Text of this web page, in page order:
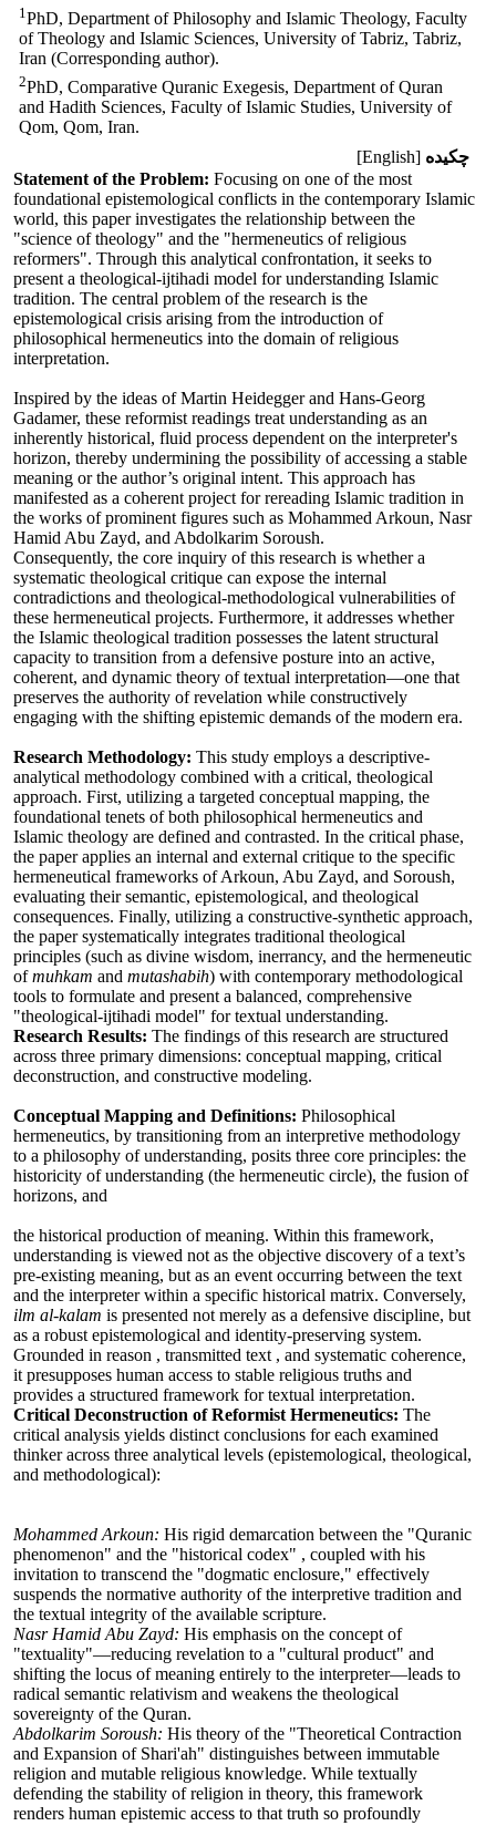
1 PhD, Department of Philosophy and Islamic Theology, Faculty
of Theology and Islamic Sciences, ‎University of Tabriz, Tabriz,
Iran (Corresponding author).‎
2PhD, Comparative Quranic Exegesis, Department of Quran
and Hadith Sciences, Faculty of Islamic Studies, ‎University of
Qom, Qom, Iran.‎
چکیده [English]
Statement of the Problem: Focusing on one of the most
foundational epistemological conflicts in the contemporary Islamic
world, this paper investigates the relationship between the
"science of theology" and the "hermeneutics of religious
reformers". Through this analytical confrontation, it seeks to
present a theological-ijtihadi model for understanding Islamic
tradition. The central problem of the research is the
epistemological crisis arising from the introduction of
philosophical hermeneutics into the domain of religious
interpretation.
Inspired by the ideas of Martin Heidegger and Hans-Georg
Gadamer, these reformist readings treat understanding as an
inherently historical, fluid process dependent on the interpreter's
horizon, thereby undermining the possibility of accessing a stable
meaning or the author’s original intent. This approach has
manifested as a coherent project for rereading Islamic tradition in
the works of prominent figures such as Mohammed Arkoun, Nasr
Hamid Abu Zayd, and Abdolkarim Soroush.
Consequently, the core inquiry of this research is whether a
systematic theological critique can expose the internal
contradictions and theological-methodological vulnerabilities of
these hermeneutical projects. Furthermore, it addresses whether
the Islamic theological tradition possesses the latent structural
capacity to transition from a defensive posture into an active,
coherent, and dynamic theory of textual interpretation—one that
preserves the authority of revelation while constructively
engaging with the shifting epistemic demands of the modern era.
Research Methodology: This study employs a descriptive-
analytical methodology combined with a critical, theological
approach. First, utilizing a targeted conceptual mapping, the
foundational tenets of both philosophical hermeneutics and
Islamic theology are defined and contrasted. In the critical phase,
the paper applies an internal and external critique to the specific
hermeneutical frameworks of Arkoun, Abu Zayd, and Soroush,
evaluating their semantic, epistemological, and theological
consequences. Finally, utilizing a constructive-synthetic approach,
the paper systematically integrates traditional theological
principles (such as divine wisdom, inerrancy, and the hermeneutic
ofmuhkam and mutashabih) with contemporary methodological
tools to formulate and present a balanced, comprehensive
"theological-ijtihadi model" for textual understanding.
Research Results: The findings of this research are structured
across three primary dimensions: conceptual mapping, critical
deconstruction, and constructive modeling.
Conceptual Mapping and Definitions: Philosophical
hermeneutics, by transitioning from an interpretive methodology
to a philosophy of understanding, posits three core principles: the
historicity of understanding (the hermeneutic circle), the fusion of
horizons, and
the historical production of meaning. Within this framework,
understanding is viewed not as the objective discovery of a text’s
pre-existing meaning, but as an event occurring between the text
and the interpreter within a specific historical matrix. Conversely,
ilm al-kalam is presented not merely as a defensive discipline, but
as a robust epistemological and identity-preserving system.
Grounded in reason , transmitted text , and systematic coherence,
it presupposes human access to stable religious truths and
provides a structured framework for textual interpretation.
Critical Deconstruction of Reformist Hermeneutics: The
critical analysis yields distinct conclusions for each examined
thinker across three analytical levels (epistemological, theological,
and methodological):
Mohammed Arkoun: His rigid demarcation between the "Quranic
phenomenon" and the "historical codex" , coupled with his
invitation to transcend the "dogmatic enclosure," effectively
suspends the normative authority of the interpretive tradition and
the textual integrity of the available scripture.
Nasr Hamid Abu Zayd: His emphasis on the concept of
"textuality"—reducing revelation to a "cultural product" and
shifting the locus of meaning entirely to the interpreter—leads to
radical semantic relativism and weakens the theological
sovereignty of the Quran.
Abdolkarim Soroush: His theory of the "Theoretical Contraction
and Expansion of Shari'ah" distinguishes between immutable
religion and mutable religious knowledge. While textually
defending the stability of religion in theory, this framework
renders human epistemic access to that truth so profoundly